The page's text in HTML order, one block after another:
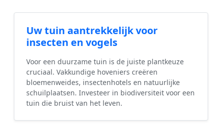
Uw tuin aantrekkelijk voor
insecten en vogels
Voor een duurzame tuin is de juiste plantkeuze
cruciaal. Vakkundige hoveniers creëren
bloemenweides, insectenhotels en natuurlijke
schuilplaatsen. Investeer in biodiversiteit voor een
tuin die bruist van het leven.